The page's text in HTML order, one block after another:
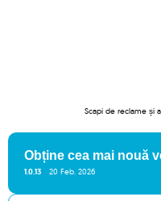
Scapi de reclame și
Obține cea mai nouă
1.0.13 20 Feb. 2026